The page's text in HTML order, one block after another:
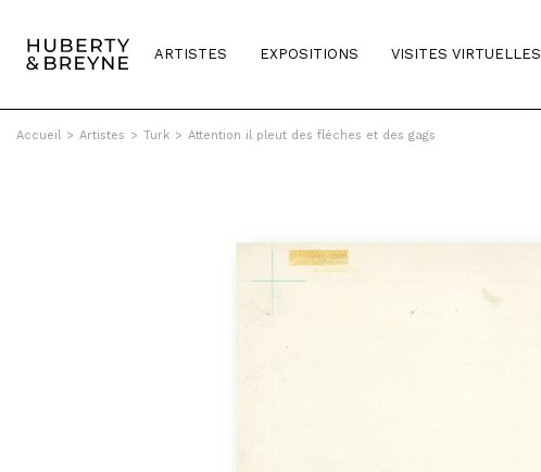
ARTISTES EXPOSITIONS VISITES VIRTUELLES
Accueil > Artistes > Turk > Attention il pleut des fléches et des gags